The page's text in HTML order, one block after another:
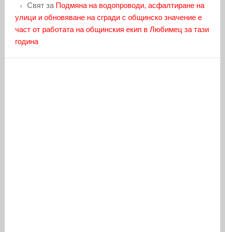
Святза Подмяна на водопроводи, асфалтиране на
улици и обновяване на сгради с общинско значение е
част от работата на общинския екип в Любимец за тази
година